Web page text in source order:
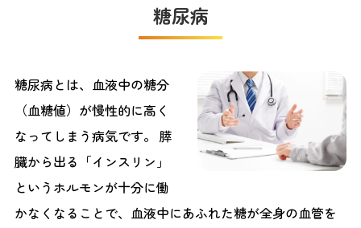
ピロリ菌感染症
便秘外来
過敏性腸症候群
胃腸炎
糖尿病
糖尿病とは、血液中の糖分
（血糖値）が慢性的に高く
なってしまう病気です。 膵
臓から出る「インスリン」
というホルモンが十分に働
かなくなることで、血液中にあふれた糖が全身の血管を